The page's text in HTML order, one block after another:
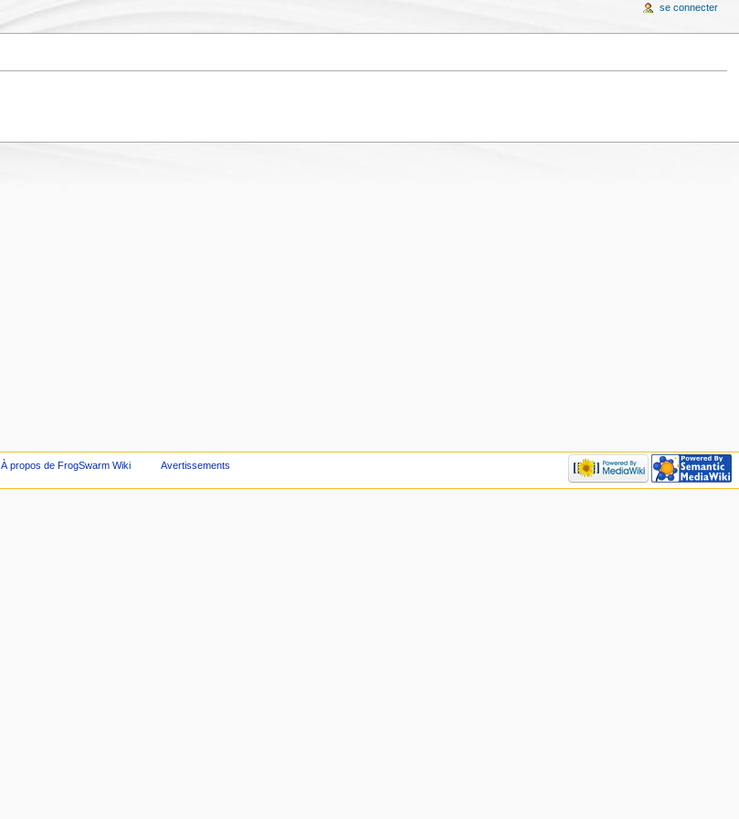
se connecter
À propos de FrogSwarm Wiki Avertissements